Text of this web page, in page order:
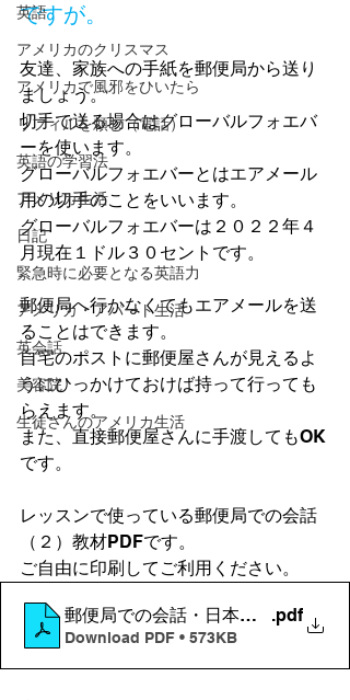
英語
アメリカのクリスマス
アメリカで風邪をひいたら
リフィルを頼む（電話）
英語の学習法
アメリカ生活
日記
緊急時に必要となる英語力
アメリカ・アパート生活
英会話
美容院
生徒さんのアメリカ生活
ですが。
友達、家族への手紙を郵便局から送り
ましょう。
切手で送る場合はグローバルフォエバ
ーを使います。
グローバルフォエバーとはエアメール
用の切手のことをいいます。
グローバルフォエバーは２０２２年４
月現在１ドル３０セントです。
郵便局へ行かなくてもエアメールを送
ることはできます。
自宅のポストに郵便屋さんが見えるよ
うにひっかけておけば持って行っても
らえます。
また、直接郵便屋さんに手渡してもOK
です。
レッスンで使っている郵便局での会話
（２）教材PDFです。
ご自由に印刷してご利用ください。
郵便局での会話・日本にエアメール
.pdf
Download PDF • 573KB